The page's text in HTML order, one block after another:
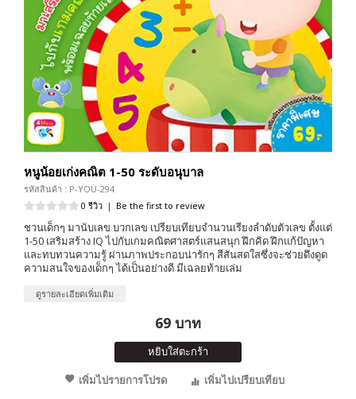
หนูน้อยเก่งคณิต 1-50 ระดับอนุบาล
รหัสสินค้า : P-YOU-294
0 รีวิว | Be the first to review
ชวนเด็กๆ มานับเลข บวกเลข เปรียบเทียบจำนวนเรียงลำดับตัวเลข ตั้งแต่
1-50 เสริมสร้าง IQ ไปกับเกมคณิตศาสตร์แสนสนุก ฝึกคิด ฝึกแก้ปัญหา
และทบทวนความรู้ ผ่านภาพประกอบน่ารักๆ สีสันสดใสซึ่งจะช่วยดึงดูด
ความสนใจของเด็กๆ ได้เป็นอย่างดี มีเฉลยท้ายเล่ม
ดูรายละเอียดเพิ่มเติม
69 บาท
หยิบใส่ตะกร้า
เพิ่มไปรายการโปรด
เพิ่มไปเปรียบเทียบ